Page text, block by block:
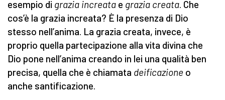
esempio di grazia increata e grazia creata. Che
cos’è la grazia increata? È la presenza di Dio
stesso nell’anima. La grazia creata, invece, è
proprio quella partecipazione alla vita divina che
Dio pone nell’anima creando in lei una qualità ben
precisa, quella che è chiamata deificazione o
anche santificazione.